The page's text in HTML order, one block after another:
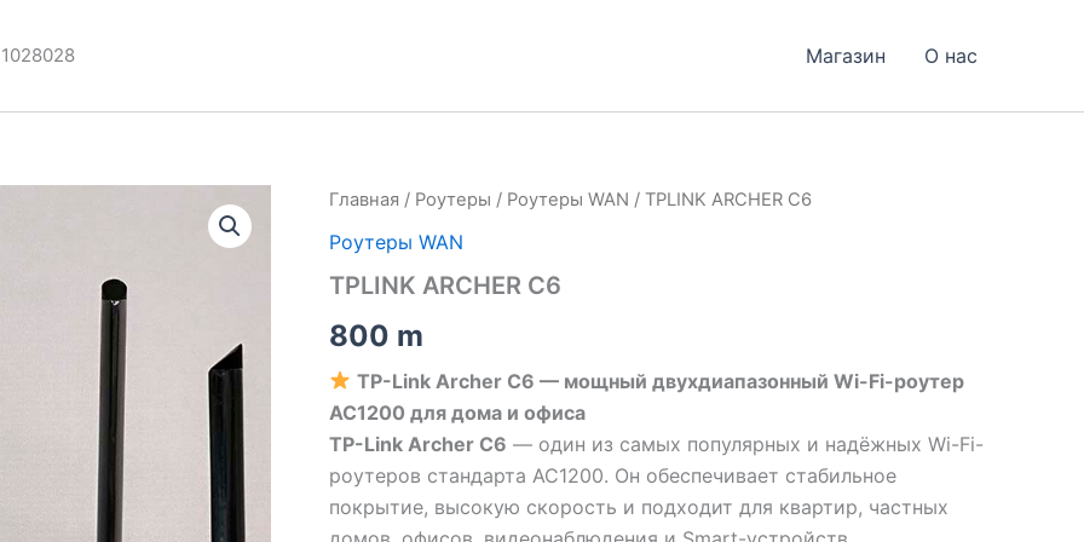
Магазин О нас
Главная / Роутеры / Роутеры WAN / TPLINK ARCHER C6
Роутеры WAN
TPLINK ARCHER C6
800 m
TP-Link Archer C6 — мощный двухдиапазонный Wi-Fi-роутер
AC1200 для дома и офиса
TP-Link Archer C6 — один из самых популярных и надёжных Wi-Fi-
роутеров стандарта AC1200. Он обеспечивает стабильное
покрытие, высокую скорость и подходит для квартир, частных